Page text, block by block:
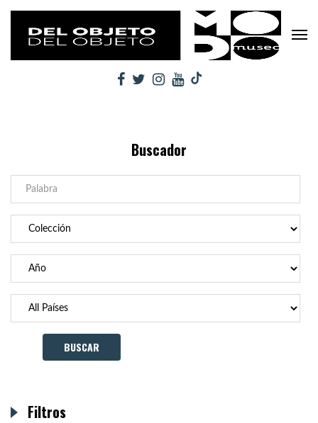
Buscador
Filtros